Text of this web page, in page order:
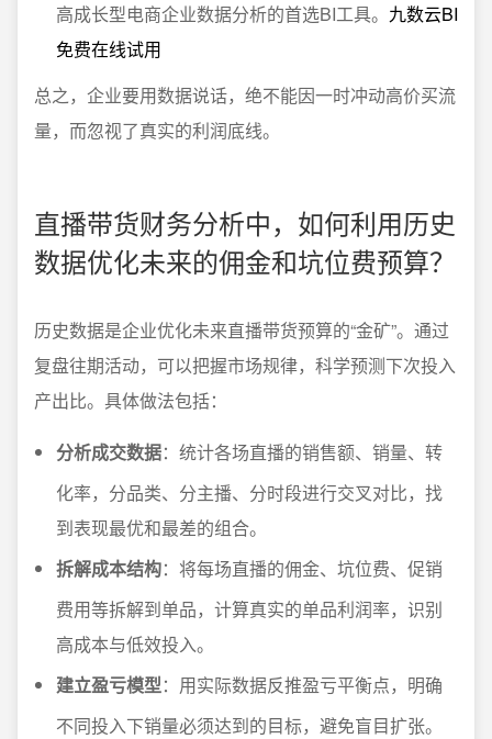
高成长型电商企业数据分析的首选BI工具。 九数云BI
免费在线试用
总之，企业要用数据说话，绝不能因一时冲动高价买流
量，而忽视了真实的利润底线。
直播带货财务分析中，如何利用历史
数据优化未来的佣金和坑位费预算？
历史数据是企业优化未来直播带货预算的“金矿”。通过
复盘往期活动，可以把握市场规律，科学预测下次投入
产出比。具体做法包括：
分析成交数据：统计各场直播的销售额、销量、转
化率，分品类、分主播、分时段进行交叉对比，找
到表现最优和最差的组合。
拆解成本结构：将每场直播的佣金、坑位费、促销
费用等拆解到单品，计算真实的单品利润率，识别
高成本与低效投入。
建立盈亏模型：用实际数据反推盈亏平衡点，明确
不同投入下销量必须达到的目标，避免盲目扩张。